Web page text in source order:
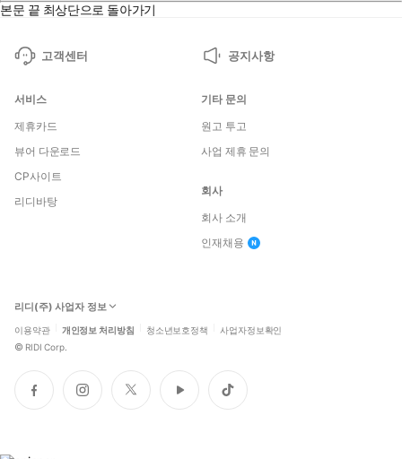
본문 끝 최상단으로 돌아가기
고객센터 공지사항
서비스
제휴카드
뷰어 다운로드
CP사이트
리디바탕
기타 문의
원고 투고
사업 제휴 문의
회사
회사 소개
인재채용
리디(주) 사업자 정보
이용약관 개인정보 처리방침 청소년보호정책 사업자정보확인
© RIDI Corp.
페
이
인
스
트
위
유
튜
틱
톡